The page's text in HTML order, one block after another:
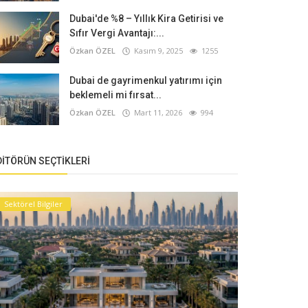
Dubai'de %8 – Yıllık Kira Getirisi ve
Sıfır Vergi Avantajı:...
Özkan ÖZEL Kasım 9, 2025 1255
Dubai de gayrimenkul yatırımı için
beklemeli mi fırsat...
Özkan ÖZEL Mart 11, 2026 994
SEÇTIKLERI
Sektörel Bilgiler